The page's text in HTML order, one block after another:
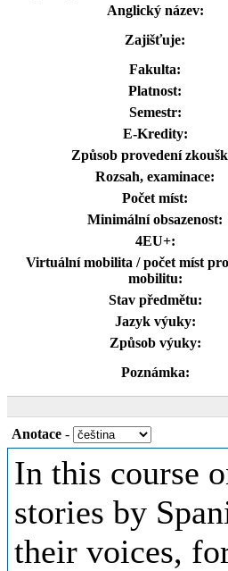
Anglický název:
Zajišťuje:
Fakulta:
Platnost:
Semestr:
E-Kredity:
Způsob provedení
Rozsah, examinace:
Počet míst:
Minimální obsazenost:
4EU+:
Virtuální mobilita / počet míst
mobilitu:
Stav předmětu:
Jazyk výuky:
Způsob výuky:
Poznámka:
Anotace -
In this course
stories by
their voices,